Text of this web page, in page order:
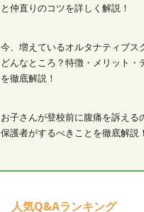
と仲直りのコツを詳しく解説！
今、増えているオルタナティブス
どんなところ？特徴・メリット・
を徹底解説！
お子さんが登校前に腹痛を訴える
保護者がするべきことを徹底解説！
人気Q&Aランキング